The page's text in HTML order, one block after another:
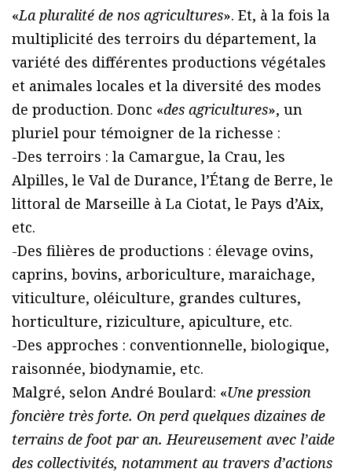
«La pluralité de nos agricultures». Et, à la fois la
multiplicité des terroirs du département, la
variété des différentes productions végétales
et animales locales et la diversité des modes
de production. Donc «des agricultures», un
pluriel pour témoigner de la richesse :
-Des terroirs : la Camargue, la Crau, les
Alpilles, le Val de Durance, l’Étang de Berre, le
littoral de Marseille à La Ciotat, le Pays d’Aix,
etc.
-Des filières de productions : élevage ovins,
caprins, bovins, arboriculture, maraichage,
viticulture, oléiculture, grandes cultures,
horticulture, riziculture, apiculture, etc.
-Des approches : conventionnelle, biologique,
raisonnée, biodynamie, etc.
Malgré, selon André Boulard: «Une pression
foncière très forte. On perd quelques dizaines de
terrains de foot par an. Heureusement avec l’aide
des collectivités, notamment au travers d’actions